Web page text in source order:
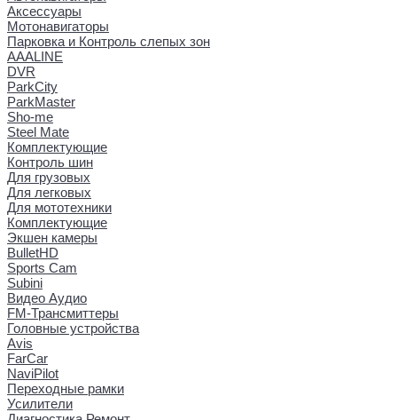
Аксессуары
Мотонавигаторы
Парковка и Контроль слепых зон
AAALINE
DVR
ParkCity
ParkMaster
Sho-me
Steel Mate
Комплектующие
Контроль шин
Для грузовых
Для легковых
Для мототехники
Комплектующие
Экшен камеры
BulletHD
Sports Cam
Subini
Видео Аудио
FM-Трансмиттеры
Головные устройства
Avis
FarCar
NaviPilot
Переходные рамки
Усилители